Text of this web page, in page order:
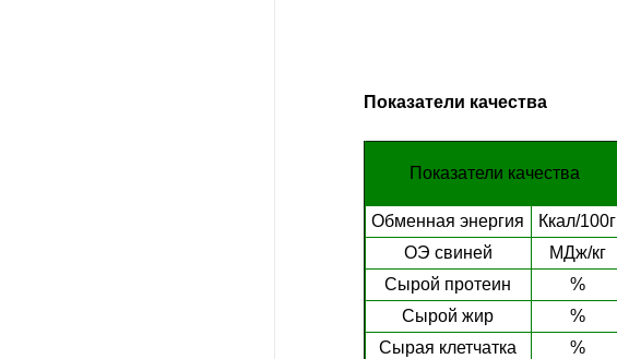
Показатели качества
Показатели качества
Обменная энергия
Ккал/100г
ОЭ свиней
МДж/кг
Сырой протеин
%
Сырой жир
%
Сырая клетчатка
%